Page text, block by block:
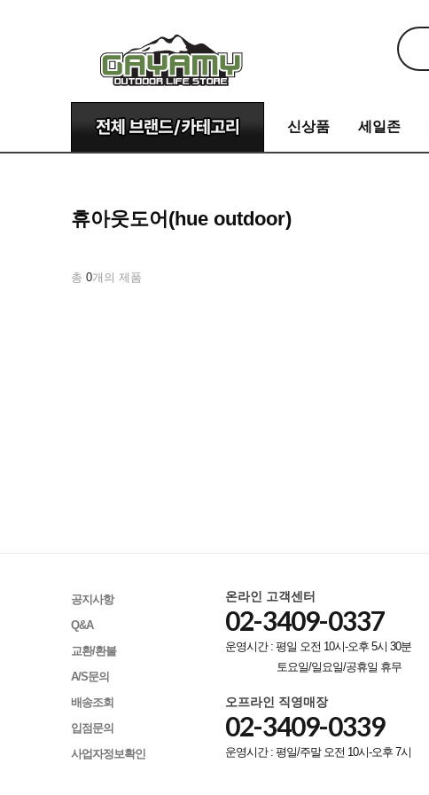
신상품 세일존
휴아웃도어(hue outdoor)
총 0개의 제품
공지사항
Q&A
교환/환불
A/S문의
배송조회
입점문의
사업자정보확인
온라인 고객센터
02-3409-0337
운영시간 : 평일 오전 10시-오후 5시 30분
토요일/일요일/공휴일 휴무
오프라인 직영매장
02-3409-0339
운영시간 : 평일/주말 오전 10시-오후 7시